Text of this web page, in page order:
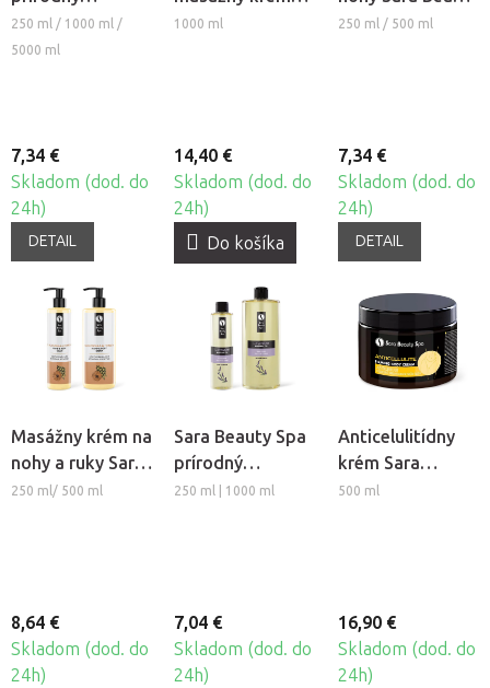
rastlinný
masážny olej -
250 ml / 1000 ml /
5000 ml
7,34 €
Skladom (dod. do
24h)
DETAIL
Sara Beauty Spa
1000 ml
14,40 €
Skladom (dod. do
24h)
Do košíka
Spa - Callus
250 ml / 500 ml
7,34 €
Skladom (dod. do
24h)
DETAIL
Masážny krém na
nohy a ruky Sara
Beauty Spa -
250 ml/ 500 ml
8,64 €
Skladom (dod. do
24h)
Sara Beauty Spa
prírodný
rastlinný
250 ml | 1000 ml
7,04 €
Skladom (dod. do
24h)
Anticelulitídny
krém Sara
Beauty Spa
500 ml
16,90 €
Skladom (dod. do
24h)